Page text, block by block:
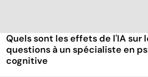
Quels sont les effets de l'IA sur
questions à un spécialiste en
cognitive